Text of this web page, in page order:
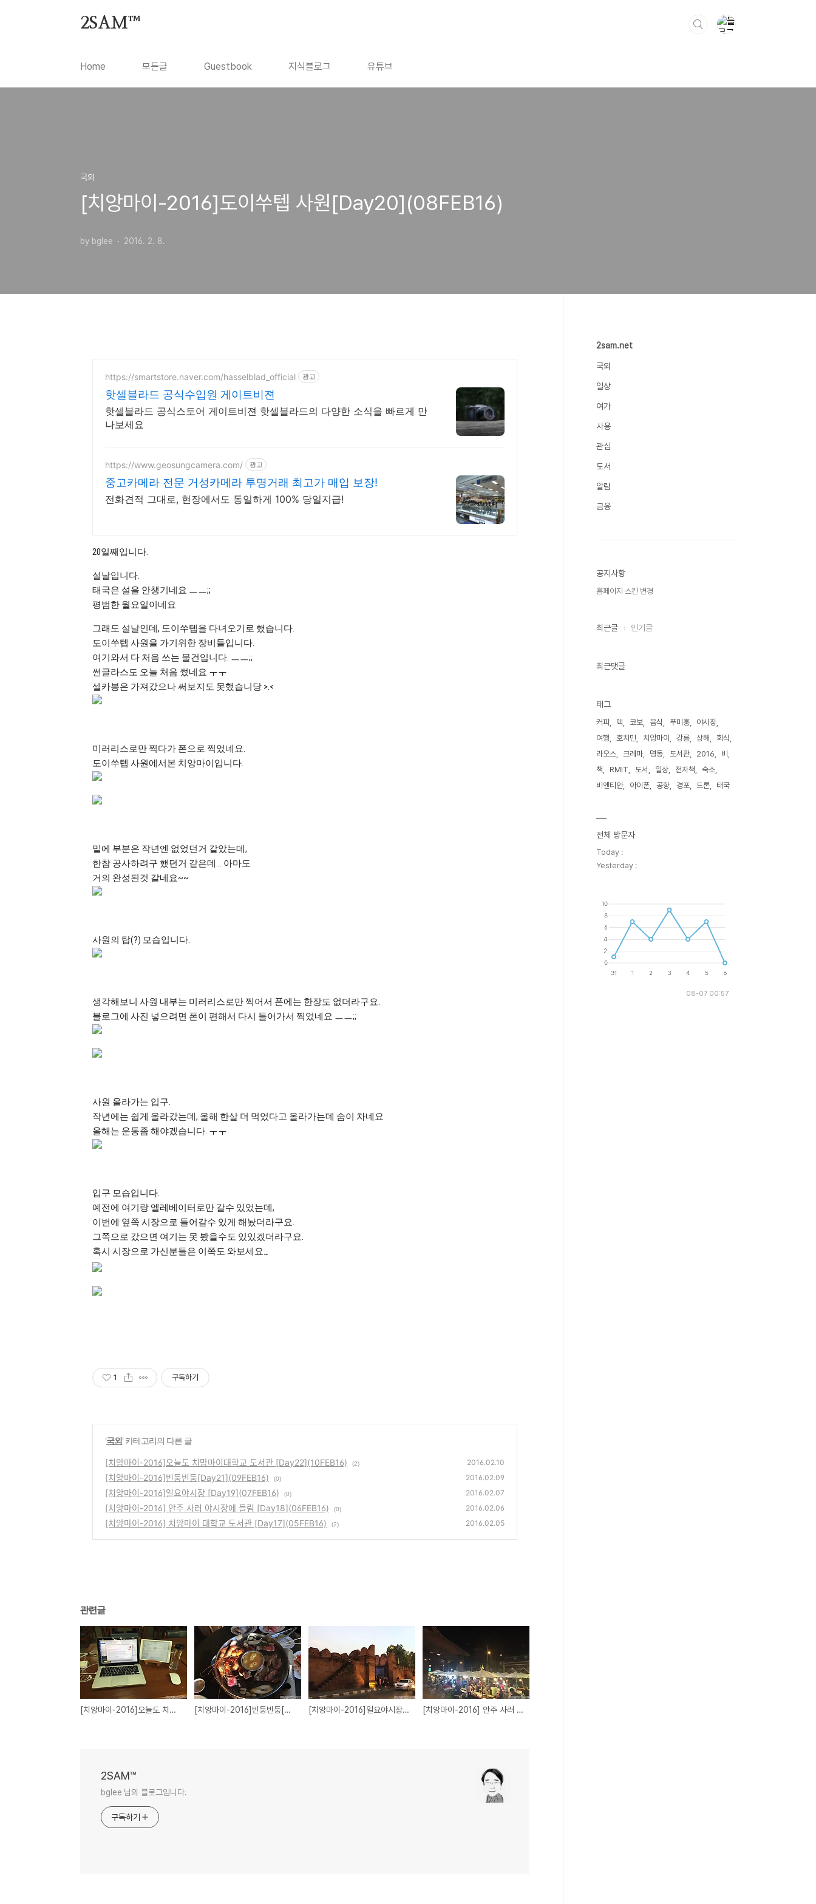
2SAM™
Home 모든글 Guestbook 지식블로그 유튜브
국외
[치앙마이-2016]도이쑤텝 사원[Day20](08FEB16)
by bglee 2016. 2. 8.
https://smartstore.naver.com/hasselblad_official 광고
핫셀블라드 공식수입원 게이트비젼
핫셀블라드 공식스토어 게이트비젼 핫셀블라드의 다양한 소식을 빠르게 만
나보세요
https://www.geosungcamera.com/ 광고
중고카메라 전문 거성카메라 투명거래 최고가 매입 보장!
전화견적 그대로, 현장에서도 동일하게 100% 당일지급!
20일째입니다.
설날입니다.
태국은 설을 안챙기네요 ㅡㅡ;;
평범한 월요일이네요
그래도 설날인데, 도이쑤텝을 다녀오기로 했습니다.
도이쑤텝 사원을 가기위한 장비들입니다.
여기와서 다 처음 쓰는 물건입니다. ㅡㅡ;;
썬글라스도 오늘 처음 썼네요 ㅜㅜ
셀카봉은 가져갔으나 써보지도 못했습니당 >.<
미러리스로만 찍다가 폰으로 찍었네요.
도이쑤텝 사원에서본 치앙마이입니다.
밑에 부분은 작년엔 없었던거 같았는데,
한참 공사하려구 했던거 같은데… 아마도
거의 완성된것 같네요~~
사원의 탑(?) 모습입니다.
생각해보니 사원 내부는 미러리스로만 찍어서 폰에는 한장도 없더라구요.
블로그에 사진 넣으려면 폰이 편해서 다시 들어가서 찍었네요 ㅡㅡ;;
사원 올라가는 입구.
작년에는 쉽게 올라갔는데, 올해 한살 더 먹었다고 올라가는데 숨이 차네요
올해는 운동좀 해야겠습니다. ㅜㅜ
입구 모습입니다.
예전에 여기랑 엘레베이터로만 갈수 있었는데,
이번에 옆쪽 시장으로 들어갈수 있게 해놨더라구요.
그쪽으로 갔으면 여기는 못 봤을수도 있있겠더라구요.
혹시 시장으로 가신분들은 이쪽도 와보세요~
1 구독하기
'국외' 카테고리의 다른 글
[치앙마이-2016]오늘도 치망마이대학교 도서관 [Day22](10FEB16) (2) 2016.02.10
[치앙마이-2016]빈둥빈둥[Day21](09FEB16) (0) 2016.02.09
[치앙마이-2016]일요야시장 [Day19](07FEB16) (0) 2016.02.07
[치앙마이-2016] 안주 사러 야시장에 들림 [Day18](06FEB16) (0) 2016.02.06
[치앙마이-2016] 치앙마이 대학교 도서관 [Day17](05FEB16) (2) 2016.02.05
관련글
[치앙마이-2016]오늘도 치망마이대학교 도서관 [Day22](10FEB16) [치앙마이-2016]빈둥빈둥[Day21](09FEB16) [치앙마이-2016]일요야시장 [Day19](07FEB16) [치앙마이-2016] 안주 사러 야시장에 들림 [Day18](06FEB16)
2SAM™
bglee 님의 블로그입니다.
구독하기
2sam.net
국외
일상
여가
사용
관심
도서
알림
금융
공지사항
홈페이지 스킨 변경
최근글 인기글
최근댓글
태그
커피 맥 코보 음식 푸미홍
야시장
여행
호치민 치앙마이 강릉 상해
회식
라오스
크레마 명동 도서관 2016
비
책
RMIT 도서 일상 전자책
숙소
비엔티안
아이폰 공항 경포 드론 태국
전체 방문자
Today :
Yesterday :
08-07 00:57